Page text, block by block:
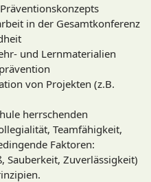
in der Gesamtkonferenz
und Lernmaterialien
von Projekten (z.B.
herrschenden
Teamfähigkeit,
Faktoren:
Sauberkeit, Zuverlässigkeit)